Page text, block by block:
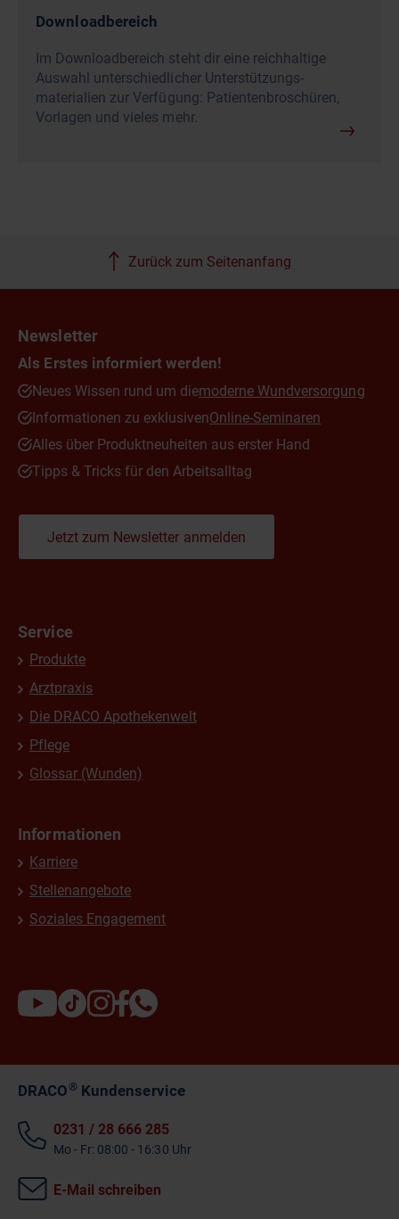
Downloadbereich
Im Downloadbereich steht dir eine reichhaltige
Auswahl unterschiedlicher Unterstützungs­
materialien zur Verfügung: Patientenbroschüren,
Vorlagen und vieles mehr.
Zurück zum Seitenanfang
Newsletter
Als Erstes informiert werden!
Neues Wissen rund um diemoderne Wundversorgung
Informationen zu exklusivenOnline-Seminaren
Alles über Produktneuheiten aus erster Hand
Tipps & Tricks für den Arbeitsalltag
Jetzt zum Newsletter anmelden
Service
Produkte
Arztpraxis
Die DRACO Apothekenwelt
Pflege
Glossar (Wunden)
Informationen
Karriere
Stellenangebote
Soziales Engagement
DRACO®Kundenservice
0231 / 28 666 285
Mo - Fr: 08:00 - 16:30 Uhr
E-Mail schreiben